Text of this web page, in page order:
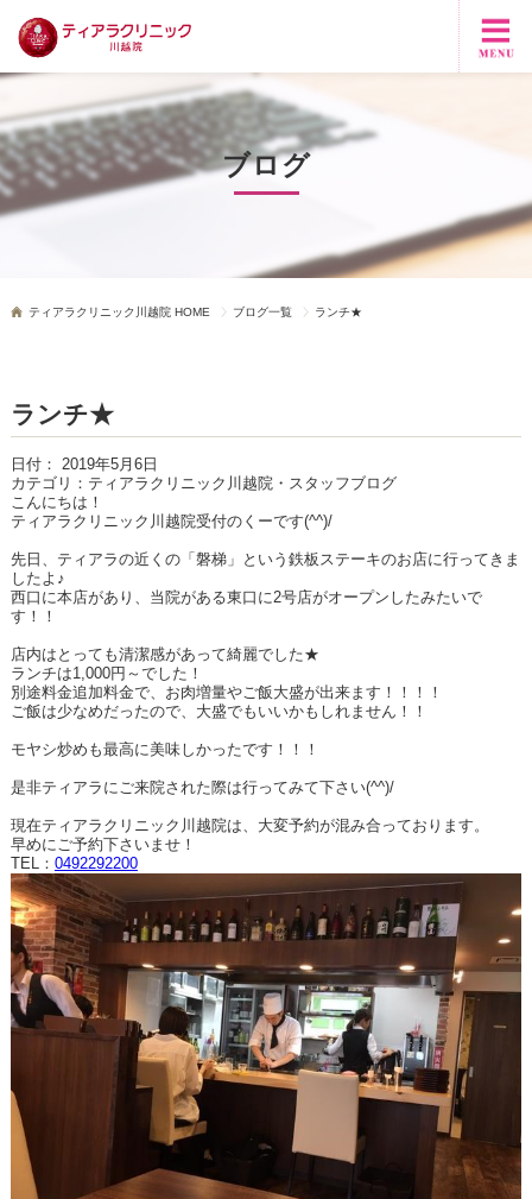
ブログ
ティアラクリニック川越院 HOME ブログ一覧 ランチ★
ランチ★
日付： 2019年5月6日
カテゴリ： ティアラクリニック川越院・スタッフブログ
こんにちは！
ティアラクリニック川越院受付のくーです(^^)/
先日、ティアラの近くの「磐梯」という鉄板ステーキのお店に行ってきま
したよ♪
西口に本店があり、当院がある東口に2号店がオープンしたみたいで
す！！
店内はとっても清潔感があって綺麗でした★
ランチは1,000円～でした！
別途料金追加料金で、お肉増量やご飯大盛が出来ます！！！！
ご飯は少なめだったので、大盛でもいいかもしれません！！
モヤシ炒めも最高に美味しかったです！！！
是非ティアラにご来院された際は行ってみて下さい(^^)/
現在ティアラクリニック川越院は、大変予約が混み合っております。
早めにご予約下さいませ！
TEL： 0492292200